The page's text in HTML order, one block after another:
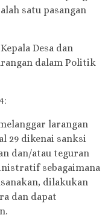
satu pasangan
Desa dan
dalam Politik
larangan
29 dikenai sanksi
dan/atau teguran
sebagaimana
dilakukan
dan dapat